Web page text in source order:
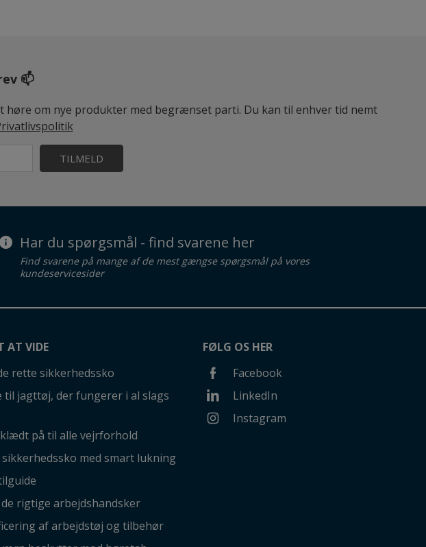
📫
høre om nye produkter med begrænset parti. Du kan til enhver tid nemt
TILMELD
Har du spørgsmål - find svarene her
Find svarene på mange af de mest gængse spørgsmål på vores
kundeservicesider
AT VIDE
rette sikkerhedssko
til jagttøj, der fungerer i al slags
på til alle vejrforhold
med smart lukning
rigtige arbejdshandsker
af arbejdstøj og tilbehør
FØLG OS HER
Facebook
LinkedIn
Instagram